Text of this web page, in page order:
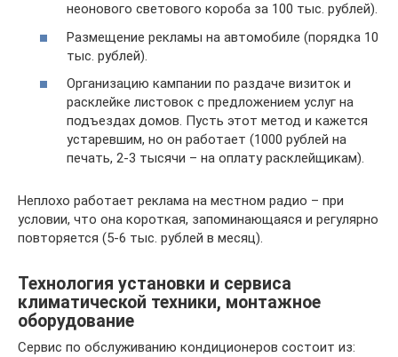
неонового светового короба за 100 тыс. рублей).
Размещение рекламы на автомобиле (порядка 10
тыс. рублей).
Организацию кампании по раздаче визиток и
расклейке листовок с предложением услуг на
подъездах домов. Пусть этот метод и кажется
устаревшим, но он работает (1000 рублей на
печать, 2-3 тысячи – на оплату расклейщикам).
Неплохо работает реклама на местном радио – при
условии, что она короткая, запоминающаяся и регулярно
повторяется (5-6 тыс. рублей в месяц).
Технология установки и сервиса
климатической техники, монтажное
оборудование
Сервис по обслуживанию кондиционеров состоит из: